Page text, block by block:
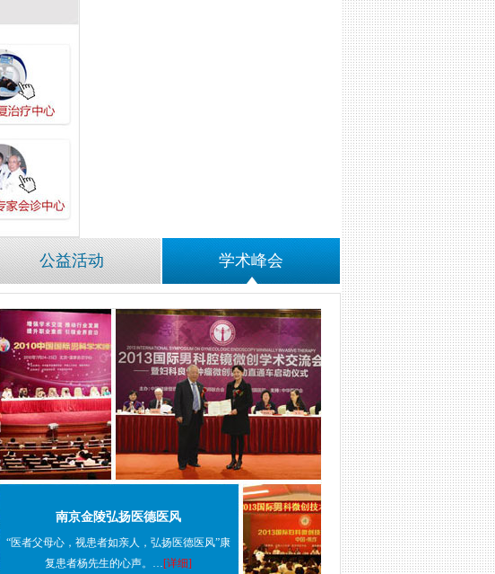
公益活动 学术峰会
南京金陵弘扬医德医风
“医者父母心，视患者如亲人，弘扬医德医风”康
复患者杨先生的心声。…[详细]